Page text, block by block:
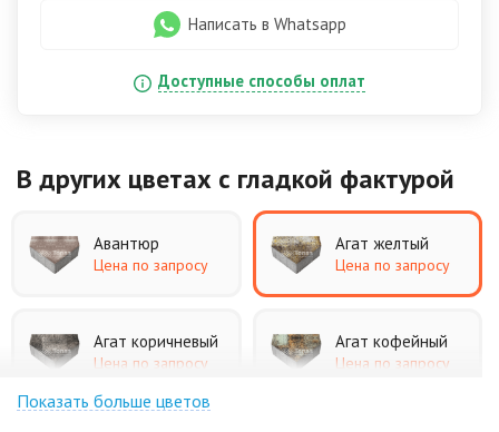
Написать в Whatsapp
Доступные способы оплат
В других цветах с гладкой фактурой
Авантюр
Цена по запросу
Агат желтый
Цена по запросу
Агат коричневый
Цена по запросу
Агат кофейный
Цена по запросу
Показать больше цветов